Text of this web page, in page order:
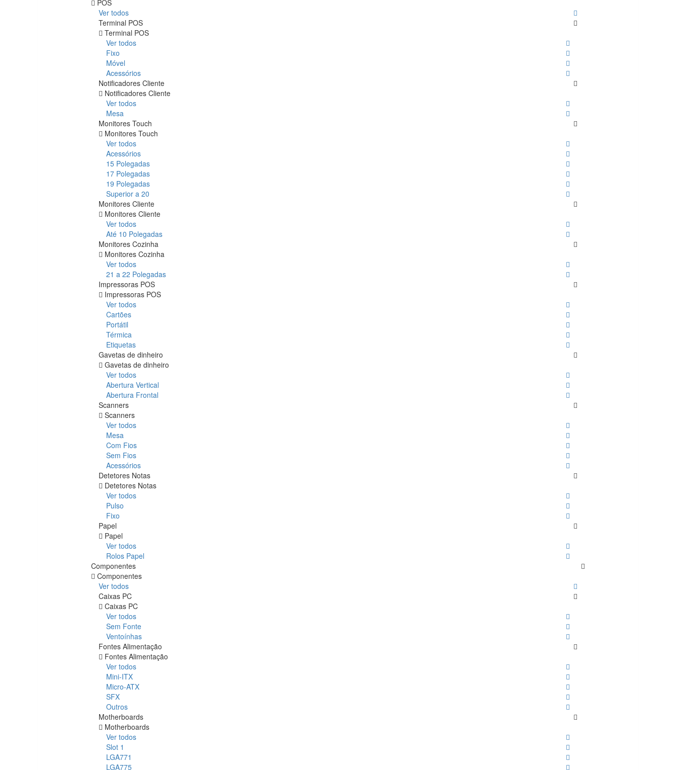
POS
Ver todos
Terminal POS
Terminal POS
Ver todos
Fixo
Móvel
Acessórios
Notificadores Cliente
Notificadores Cliente
Ver todos
Mesa
Monitores Touch
Monitores Touch
Ver todos
Acessórios
15 Polegadas
17 Polegadas
19 Polegadas
Superior a 20
Monitores Cliente
Monitores Cliente
Ver todos
Até 10 Polegadas
Monitores Cozinha
Monitores Cozinha
Ver todos
21 a 22 Polegadas
Impressoras POS
Impressoras POS
Ver todos
Cartões
Portátil
Térmica
Etiquetas
Gavetas de dinheiro
Gavetas de dinheiro
Ver todos
Abertura Vertical
Abertura Frontal
Scanners
Scanners
Ver todos
Mesa
Com Fios
Sem Fios
Acessórios
Detetores Notas
Detetores Notas
Ver todos
Pulso
Fixo
Papel
Papel
Ver todos
Rolos Papel
Componentes
Componentes
Ver todos
Caixas PC
Caixas PC
Ver todos
Sem Fonte
Ventoínhas
Fontes Alimentação
Fontes Alimentação
Ver todos
Mini-ITX
Micro-ATX
SFX
Outros
Motherboards
Motherboards
Ver todos
Slot 1
LGA771
LGA775